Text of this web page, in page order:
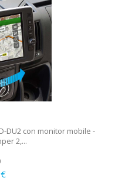
DU2 con monitor mobile -
2,...